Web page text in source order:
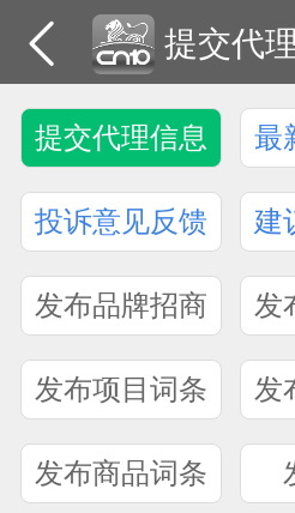
提交代
提交代理信息 最
投诉意见反馈 建
发布品牌招商 发
发布项目词条 发
发布商品词条